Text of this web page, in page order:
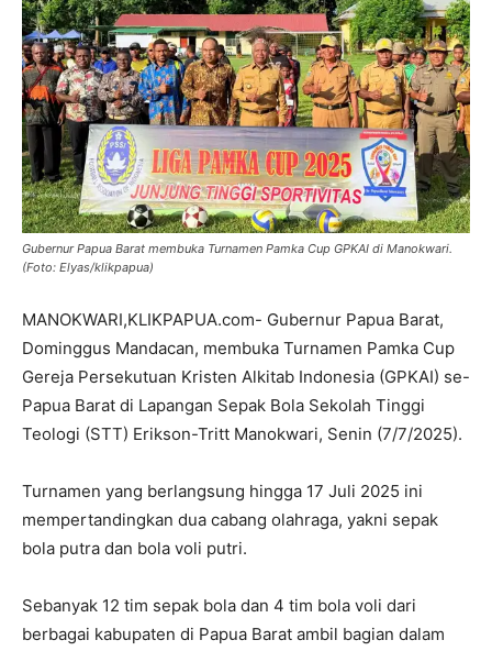
Gubernur Papua Barat membuka Turnamen Pamka Cup GPKAI di Manokwari.
(Foto: Elyas/klikpapua)
MANOKWARI,KLIKPAPUA.com- Gubernur Papua Barat,
Dominggus Mandacan, membuka Turnamen Pamka Cup
Gereja Persekutuan Kristen Alkitab Indonesia (GPKAI) se-
Papua Barat di Lapangan Sepak Bola Sekolah Tinggi
Teologi (STT) Erikson-Tritt Manokwari, Senin (7/7/2025).
Turnamen yang berlangsung hingga 17 Juli 2025 ini
mempertandingkan dua cabang olahraga, yakni sepak
bola putra dan bola voli putri.
Sebanyak 12 tim sepak bola dan 4 tim bola voli dari
berbagai kabupaten di Papua Barat ambil bagian dalam